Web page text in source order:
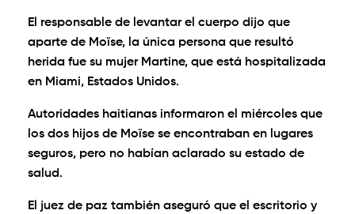
El responsable de levantar el cuerpo dijo que
aparte de Moïse, la única persona que resultó
herida fue su mujer Martine, que está hospitalizada
en Miami, Estados Unidos.
Autoridades haitianas informaron el miércoles que
los dos hijos de Moïse se encontraban en lugares
seguros, pero no habían aclarado su estado de
salud.
El juez de paz también aseguró que el escritorio y